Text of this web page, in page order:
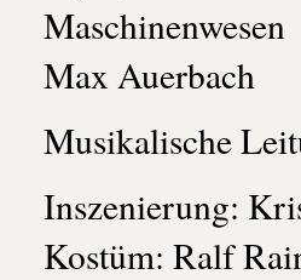
Max Auerbach
Musikalische
Inszenierung:
Kostüm: Ralf